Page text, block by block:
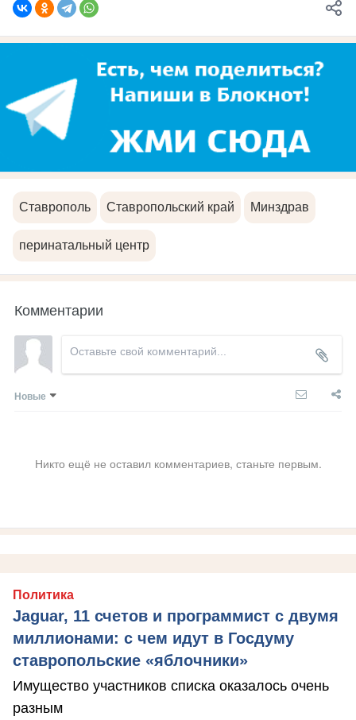
Ставрополь Ставропольский край Минздрав
перинатальный центр
Комментарии
Новые
Никто ещё не оставил комментариев, станьте первым.
Политика
Jaguar, 11 счетов и программист с двумя
миллионами: с чем идут в Госдуму
ставропольские «яблочники»
Имущество участников списка оказалось очень
разным